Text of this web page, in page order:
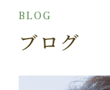
BLOG
ブログ